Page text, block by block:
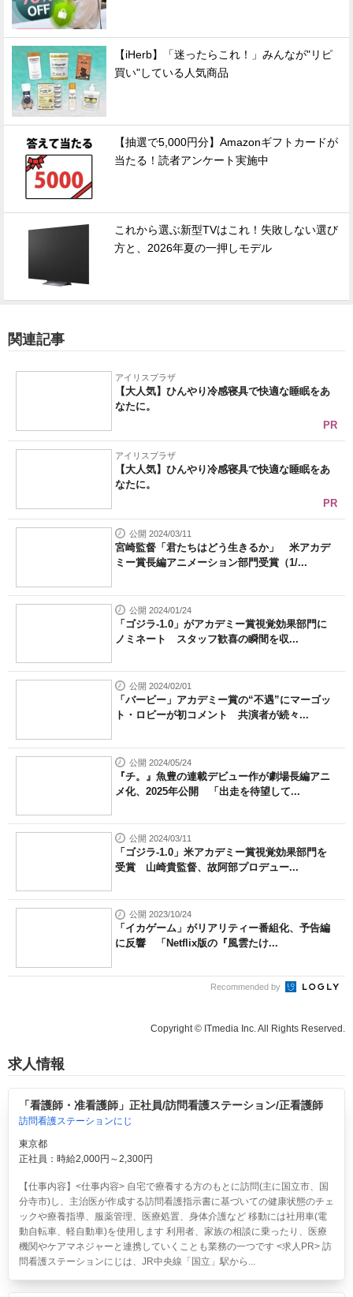
【iHerb】「迷ったらこれ！」みんなが"リピ
買い"している人気商品
【抽選で5,000円分】Amazonギフトカードが
当たる！読者アンケート実施中
これから選ぶ新型TVはこれ！失敗しない選び
方と、2026年夏の一押しモデル
関連記事
アイリスプラザ
【大人気】ひんやり冷感寝具で快適な睡眠をあ
なたに。
PR
アイリスプラザ
【大人気】ひんやり冷感寝具で快適な睡眠をあ
なたに。
PR
公開 2024/03/11
宮崎監督「君たちはどう生きるか」 米アカデ
ミー賞長編アニメーション部門受賞（1/...
公開 2024/01/24
「ゴジラ-1.0」がアカデミー賞視覚効果部門に
ノミネート スタッフ歓喜の瞬間を収...
公開 2024/02/01
「バービー」アカデミー賞の“不遇”にマーゴッ
ト・ロビーが初コメント 共演者が続々...
公開 2024/05/24
『チ。』魚豊の連載デビュー作が劇場長編アニ
メ化、2025年公開 「出走を待望して...
公開 2024/03/11
「ゴジラ-1.0」米アカデミー賞視覚効果部門を
受賞 山崎貴監督、故阿部プロデュー...
公開 2023/10/24
「イカゲーム」がリアリティー番組化、予告編
に反響 「Netflix版の『風雲たけ...
Recommended by
Copyright © ITmedia Inc. All Rights Reserved.
求人情報
「看護師・准看護師」正社員/訪問看護ステーション/正看護師
訪問看護ステーションにじ
東京都
正社員：時給2,000円～2,300円
【仕事内容】<仕事内容> 自宅で療養する方のもとに訪問(主に国立市、国
分寺市)し、主治医が作成する訪問看護指示書に基づいての健康状態のチェ
ックや療養指導、服薬管理、医療処置、身体介護など 移動には社用車(電
動自転車、軽自動車)を使用します 利用者、家族の相談に乗ったり、医療
機関やケアマネジャーと連携していくことも業務の一つです <求人PR> 訪
問看護ステーションにじは、JR中央線「国立」駅から...